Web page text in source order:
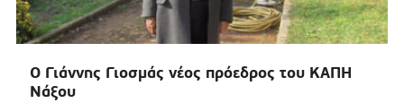
Ο Γιάννης Γιοσμάς νέος πρόεδρος του ΚΑΠΗ
Νάξου